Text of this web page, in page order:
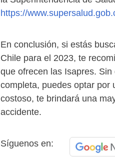
https://
En conclusión, si estás
Chile para el 2023, te
que ofrecen las Isapres.
completa, puedes optar por
costoso, te brindará una
accidente.
Síguenos en: